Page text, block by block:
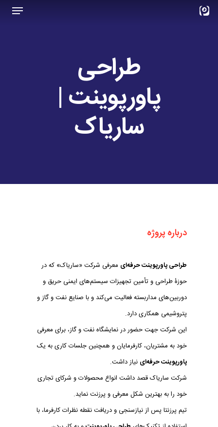
Skip
Menu
طراحی
پاورپوینت |
ساریاک
درباره پروژه
طراحی پاورپوینت حرفه‌ای معرفی شرکت «ساریاک» که در
حوزۀ طراحی و تأمین تجهیزات سیستم‌های ایمنی حریق و
دوربین‌های مداربسته فعالیت می‌کند و با صنایع نفت و گاز و
پتروشیمی همکاری دارد.
این شرکت جهت حضور در نمایشگاه نفت و گاز، برای معرفی
خود به مشتریان، کارفرمایان و همچنین جلسات کاری به یک
پاورپوینت حرفه‌ای نیاز داشت.
شرکت ساریاک قصد داشت انواع محصولات و شرکای تجاری
خود را به بهترین شکل معرفی و پرزنت نماید.
تیم پرزنتا پس از نیازسنجی و دریافت نقطه نظرات کارفرما، با